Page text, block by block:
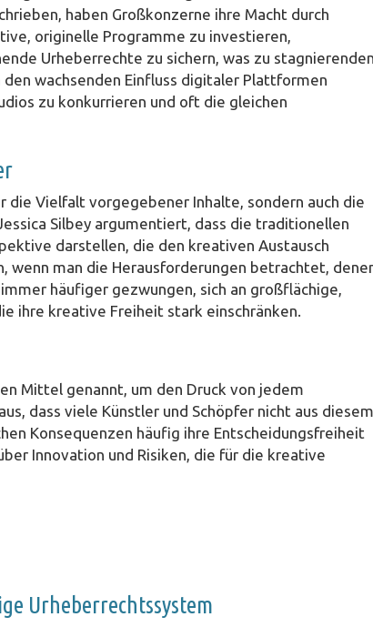
haben Großkonzerne ihre Macht durch
originelle Programme zu investieren,
Urheberrechte zu sichern, was zu
wachsenden Einfluss digitaler Plattformen
zu konkurrieren und oft die gleichen
Vielfalt vorgegebener Inhalte, sondern auch die
Silbey argumentiert, dass die traditionellen
darstellen, die den kreativen Austausch
wenn man die Herausforderungen betrachtet,
häufiger gezwungen, sich an großflächige,
ihre kreative Freiheit stark einschränken.
Mittel genannt, um den Druck von jedem
dass viele Künstler und Schöpfer nicht aus diesem
Konsequenzen häufig ihre Entscheidungsfreiheit
Innovation und Risiken, die für die kreative
Urheberrechtssystem